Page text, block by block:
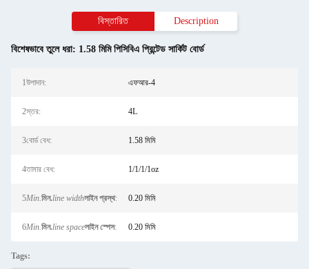
বিস্তারিত Description
বিশেষভাবে তুলে ধরা: 1.58 মিমি পিসিবিএ প্রিন্টেড সার্কিট বোর্ড
1উপাদান: এফআর-4
2স্তর: 4L
3বোর্ড বেধ: 1.58 মিমি
4তামার বেধ: 1/1/1/1oz
5Min.মিন.line widthলাইন প্রস্থ: 0.20 মিমি
6Min.মিন.line spaceলাইন স্পেস: 0.20 মিমি
Tags: